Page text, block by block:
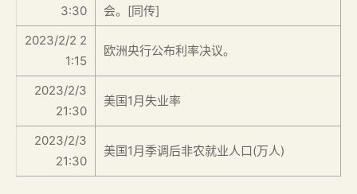
3:30
会。[同传]
2023/2/2 2
1:15
欧洲央行公布利率决议。
2023/2/3
21:30
美国1月失业率
2023/2/3
21:30
美国1月季调后非农就业人口(万人)